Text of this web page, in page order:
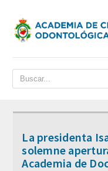
ACADEMIA
BIENVENIDA DEL
DATOS HISTÓRICOS
La presidenta
solemne
Academia de